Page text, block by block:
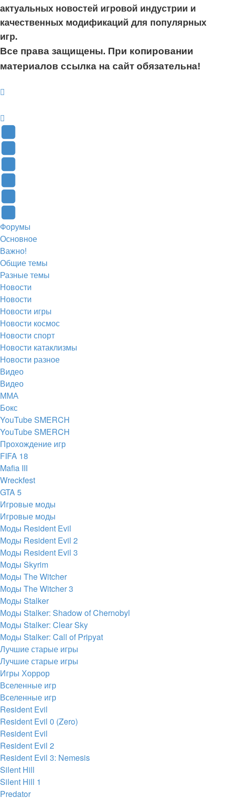
актуальных новостей игровой индустрии и
качественных модификаций для популярных
игр.
Все права защищены. При копировании
материалов ссылка на сайт обязательна!
вкладке)
вкладке)
новой
вкладке)
в
новой
вкладке)
(Откроется
в
новой
вкладке)
Форумы
Основное
Важно!
Общие темы
Разные темы
Новости
Новости
Новости игры
Новости космос
Новости спорт
Новости катаклизмы
Новости разное
Видео
Видео
ММА
Бокс
YouTube SMERCH
YouTube SMERCH
Прохождение игр
FIFA 18
Mafia III
Wreckfest
GTA 5
Игровые моды
Игровые моды
Моды Resident Evil
Моды Resident Evil 2
Моды Resident Evil 3
Моды Skyrim
Моды The Witcher
Моды The Witcher 3
Моды Stalker
Моды Stalker: Shadow of Chernobyl
Моды Stalker: Clear Sky
Моды Stalker: Call of Pripyat
Лучшие старые игры
Лучшие старые игры
Игры Хоррор
Вселенные игр
Вселенные игр
Resident Evil
Resident Evil 0 (Zero)
Resident Evil
Resident Evil 2
Resident Evil 3: Nemesis
Silent Hill
Silent Hill 1
Predator